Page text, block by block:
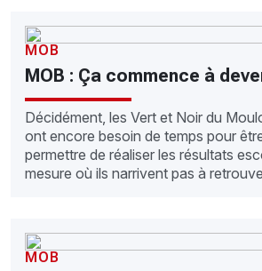
MOB
MOB : Ça commence à
Décidément, les Vert et Noir du
ont encore besoin de temps pour
permettre de réaliser les résultats
mesure où ils narrivent pas à
MOB